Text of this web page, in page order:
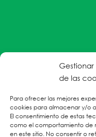
de las
Para ofrecer las mejores
cookies para almacenar y/o
El consentimiento de estas
como el comportamiento de
en este sitio. No consentir o
#EnColectiva
parte del personal
refugiadas, migrantes
victimas